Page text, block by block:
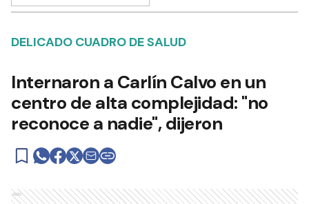
DELICADO CUADRO DE SALUD
Internaron a Carlín Calvo en un
centro de alta complejidad: "no
reconoce a nadie", dijeron
Ads